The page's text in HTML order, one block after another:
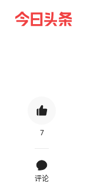
7
评论